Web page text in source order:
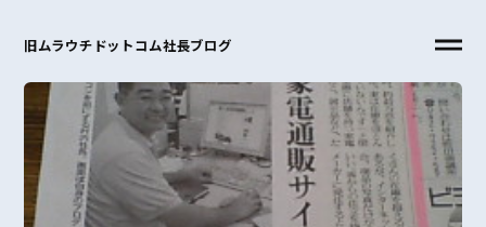
旧ムラウチドットコム社長ブログ